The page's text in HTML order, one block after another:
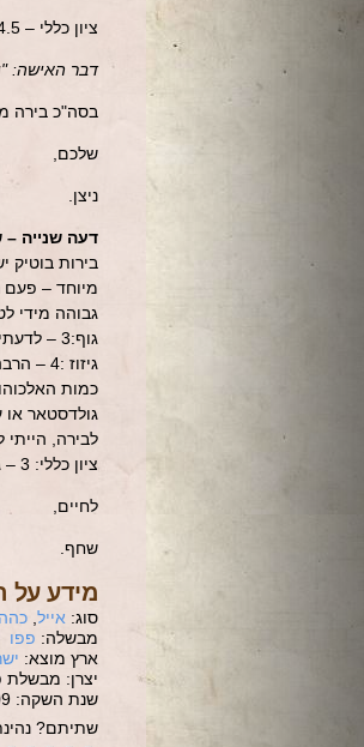
ציון כללי – 4.5
דבר האישה:
בסה"כ בירה
שלכם,
ניצן.
דעה שנייה
בירות
מיוחד – פעם
גבוהה מידי
גוף:3 – לדעתי הבירה פחות קלילה, ולא מיועדת לשתיית כמות מרובה.
גיזוז :4 – הרבה יותר מידי גזים.
כמות האלכוהול המורגש:
גולדסטאר או
לבירה,
ציון כללי: 3 – גבר אדיש +.
לחיים,
שחף.
מידע על
סוג: אייל כהה
מבשלה: פפו
ארץ מוצא:
יצרן: מבשלת
שנת השקה: 2009
שתיתם?